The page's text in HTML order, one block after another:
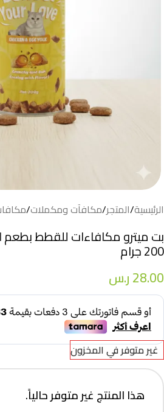
الرئيسية/المتجر/مكافآت ومكملات/
بت ميترو مكافاءات للقطط بطعم
200 جرام
28.00ر.س
غير متوفر في المخزون
هذا المنتج غير متوفر حالياً.